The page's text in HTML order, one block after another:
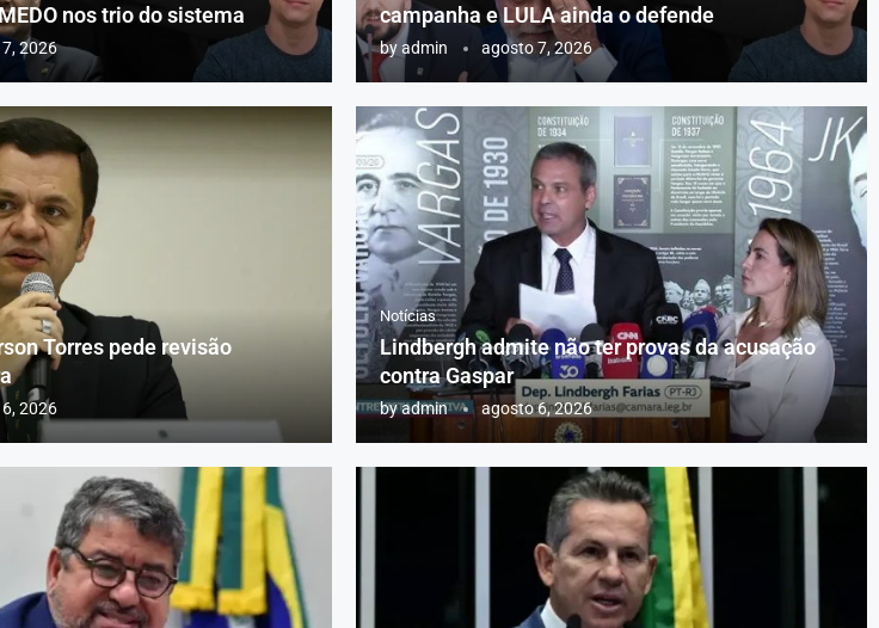
nos trio do sistema
2026
campanha e LULA ainda o defende
byadmin agosto 7, 2026
Torres pede revisão
2026
Notícias
Lindbergh admite não ter provas da acusação
contra Gaspar
byadmin agosto 6, 2026